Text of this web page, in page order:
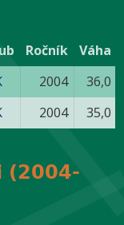
Ročník Váha
2004
36,0
2004 35,0
(2004-